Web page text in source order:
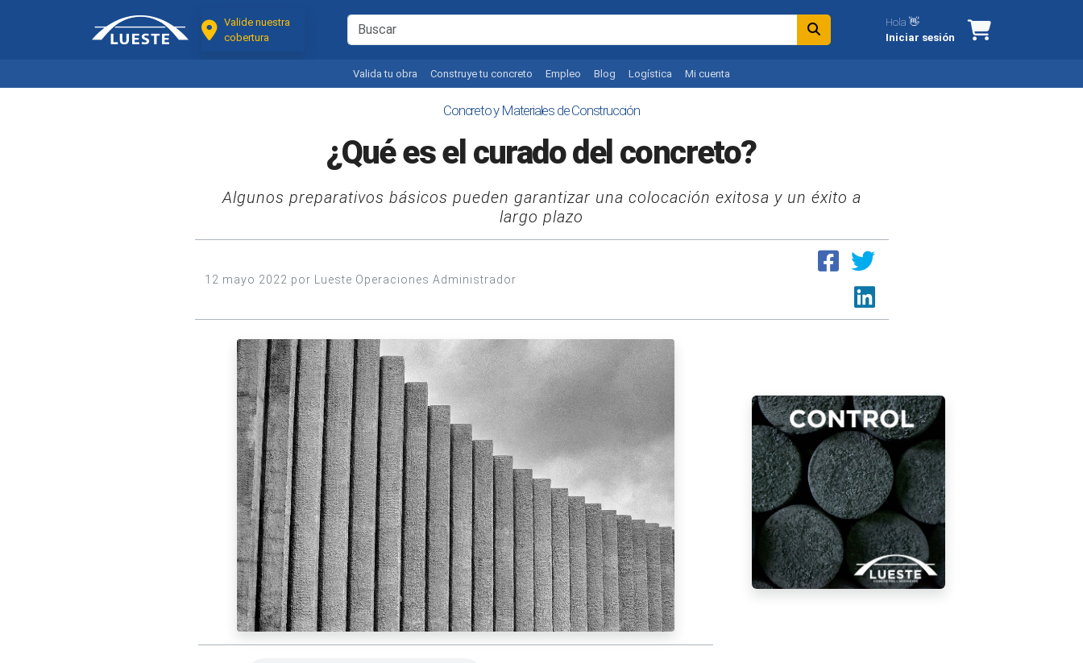
Valide nuestra
cobertura
Hola 👋
Iniciar sesión
Valida tu obra Construye tu concreto Empleo Blog Logística Mi cuenta
Concreto y Materiales de Construcción
¿Qué es el curado del concreto?
Algunos preparativos básicos pueden garantizar una colocación exitosa y un éxito a
largo plazo
12 mayo 2022 por Lueste Operaciones Administrador